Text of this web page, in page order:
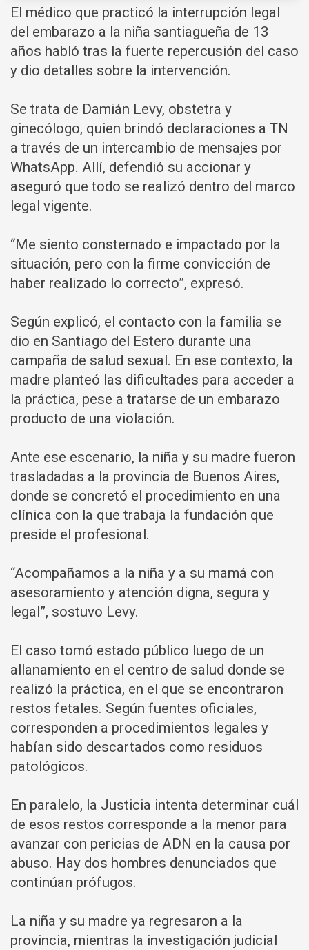
El médico que practicó la interrupción legal
del embarazo a la niña santiagueña de 13
años habló tras la fuerte repercusión del caso
y dio detalles sobre la intervención.
Se trata de Damián Levy, obstetra y
ginecólogo, quien brindó declaraciones a TN
a través de un intercambio de mensajes por
WhatsApp. Allí, defendió su accionar y
aseguró que todo se realizó dentro del marco
legal vigente.
“Me siento consternado e impactado por la
situación, pero con la firme convicción de
haber realizado lo correcto”, expresó.
Según explicó, el contacto con la familia se
dio en Santiago del Estero durante una
campaña de salud sexual. En ese contexto, la
madre planteó las dificultades para acceder a
la práctica, pese a tratarse de un embarazo
producto de una violación.
Ante ese escenario, la niña y su madre fueron
trasladadas a la provincia de Buenos Aires,
donde se concretó el procedimiento en una
clínica con la que trabaja la fundación que
preside el profesional.
“Acompañamos a la niña y a su mamá con
asesoramiento y atención digna, segura y
legal”, sostuvo Levy.
El caso tomó estado público luego de un
allanamiento en el centro de salud donde se
realizó la práctica, en el que se encontraron
restos fetales. Según fuentes oficiales,
corresponden a procedimientos legales y
habían sido descartados como residuos
patológicos.
En paralelo, la Justicia intenta determinar cuál
de esos restos corresponde a la menor para
avanzar con pericias de ADN en la causa por
abuso. Hay dos hombres denunciados que
continúan prófugos.
La niña y su madre ya regresaron a la
provincia, mientras la investigación judicial